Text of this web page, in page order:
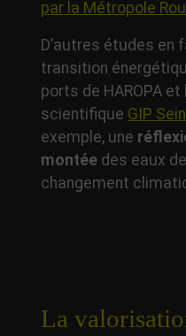
par la Métropole
D’autres études en
transition
ports de HAROPA
scientifique GIP
exemple, une
montéedes eaux
changement
La